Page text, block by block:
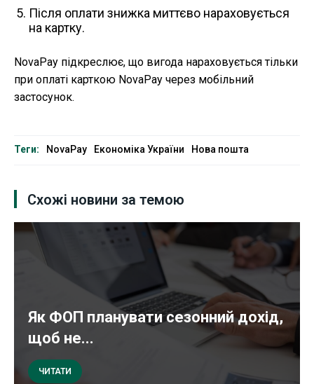
Після оплати знижка миттєво нараховується
на картку.
NovaPay підкреслює, що вигода нараховується тільки
при оплаті карткою NovaPay через мобільний
застосунок.
Теги: NovaPay Економіка України Нова пошта
Схожі новини за темою
Як ФОП планувати сезонний дохід,
щоб не...
ЧИТАТИ